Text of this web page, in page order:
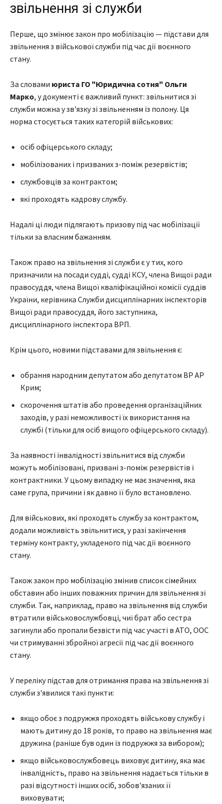
звільнення зі служби
Перше, що змінює закон про мобілізацію — підстави для
звільнення з військової служби під час дії воєнного
стану.
За словами юриста ГО "Юридична сотня" Ольги
Марко, у документі є важливий пункт: звільнитися зі
служби можна у зв'язку зі звільненням із полону. Ця
норма стосується таких категорій військових:
осіб офіцерського складу;
мобілізованих і призваних з-поміж резервістів;
службовців за контрактом;
які проходять кадрову службу.
Надалі ці люди підлягають призову під час мобілізації
тільки за власним бажанням.
Також право на звільнення зі служби є у тих, кого
призначили на посади судді, судді КСУ, члена Вищої ради
правосуддя, члена Вищої кваліфікаційної комісії суддів
України, керівника Служби дисциплінарних інспекторів
Вищої ради правосуддя, його заступника,
дисциплінарного інспектора ВРП.
Крім цього, новими підставами для звільнення є:
обрання народним депутатом або депутатом ВР АР
Крим;
скорочення штатів або проведення організаційних
заходів, у разі неможливості їх використання на
службі (тільки для осіб вищого офіцерського складу).
За наявності інвалідності звільнитися від служби
можуть мобілізовані, призвані з-поміж резервістів і
контрактники. У цьому випадку не має значення, яка
саме група, причини і як давно її було встановлено.
Для військових, які проходять службу за контрактом,
додали можливість звільнитися, у разі закінчення
терміну контракту, укладеного під час дії воєнного
стану.
Також закон про мобілізацію змінив список сімейних
обставин або інших поважних причин для звільнення зі
служби. Так, наприклад, право на звільнення від служби
втратили військовослужбовці, чиї брат або сестра
загинули або пропали безвісти під час участі в АТО, ООС
чи стримуванні збройної агресії під час дії воєнного
стану.
У переліку підстав для отримання права на звільнення зі
служби з'явилися такі пункти:
якщо обоє з подружжя проходять військову службу і
мають дитину до 18 років, то право на звільнення має
дружина (раніше був один із подружжя за вибором);
якщо військовослужбовець виховує дитину, яка має
інвалідність, право на звільнення надається тільки в
разі відсутності інших осіб, зобов'язаних її
виховувати;